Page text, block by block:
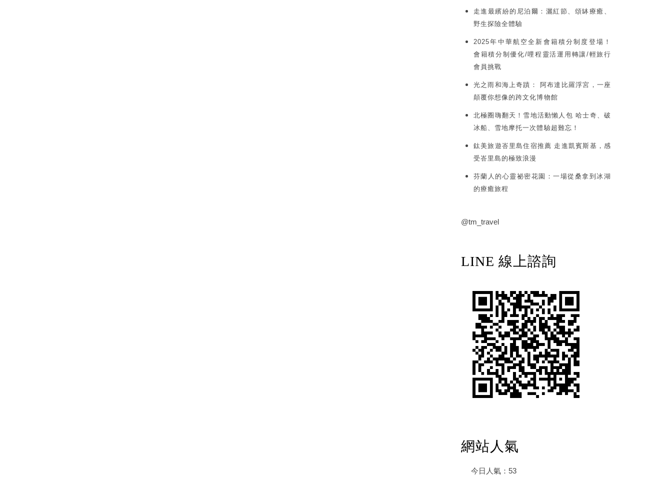
走進最繽紛的尼泊爾：灑紅節、頌缽療癒、
野生探險全體驗
2025年中華航空全新會籍積分制度登場！
會籍積分制優化/哩程靈活運用轉讓/輕旅行
會員挑戰
光之雨和海上奇蹟： 阿布達比羅浮宮，一座
顛覆你想像的跨文化博物館
北極圈嗨翻天！雪地活動懶人包 哈士奇、破
冰船、雪地摩托一次體驗超難忘！
鈦美旅遊峇里島住宿推薦 走進凱賓斯基，感
受峇里島的極致浪漫
芬蘭人的心靈祕密花園：一場從桑拿到冰湖
的療癒旅程
@tm_travel
LINE 線上諮詢
網站人氣
今日人氣： 53